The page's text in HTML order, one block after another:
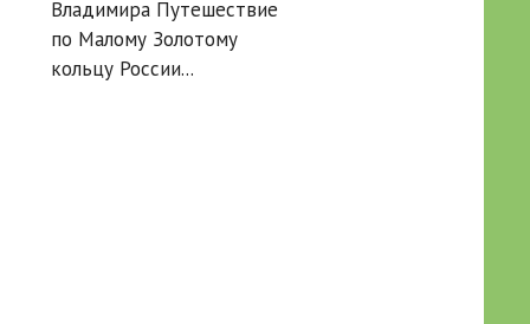
Владимира Путешествие
по Малому Золотому
кольцу России...